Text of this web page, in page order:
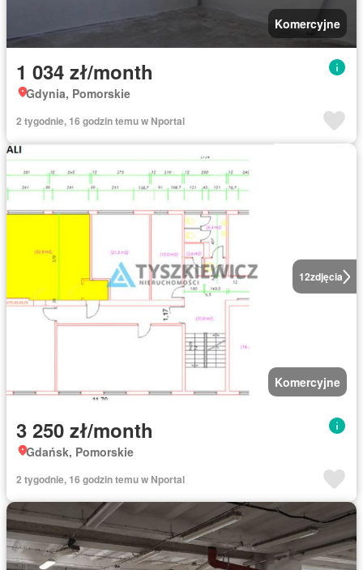
Komercyjne
1 034 zł/month
Gdynia, Pomorskie
2 tygodnie, 16 godzin temu w Nportal
12zdjęcia
Komercyjne
3 250 zł/month
Gdańsk, Pomorskie
2 tygodnie, 16 godzin temu w Nportal